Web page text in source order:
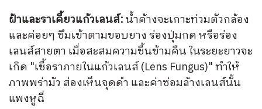
ฝ้าและราเคี้ยวแก้วเลนส์:น้ำค้างจะเกาะท่วมตัวกล้อง
และค่อยๆ ซึมเข้าตามขอบยาง ร่องปุ่มกด หรือร่อง
เลนส์สายตา เมื่อสะสมความชื้นข้ามคืน ในระยะยาวจะ
เกิด "เชื้อราภายในแก้วเลนส์ (Lens Fungus)" ทำให้
ภาพพร่ามัว ส่องเห็นจุดดำ และค่าซ่อมล้างเลนส์นั้น
แพงหูฉี่